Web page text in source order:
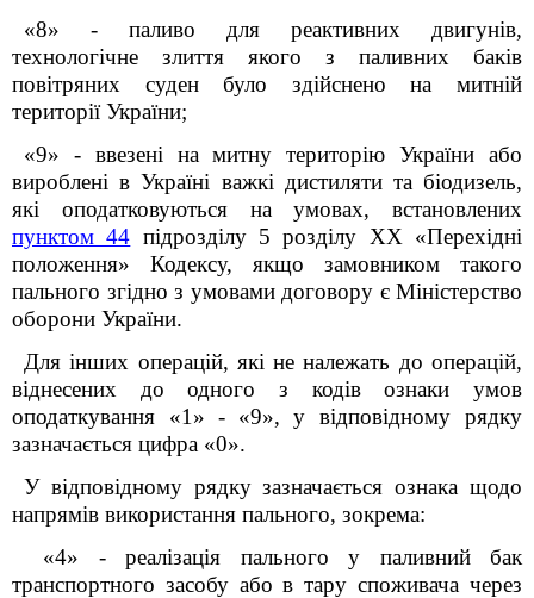
«8» - паливо для реактивних двигунів,
технологічне злиття якого з паливних баків
повітряних суден було здійснено на митній
території України;
«9» - ввезені на митну територію України або
вироблені в Україні важкі дистиляти та біодизель,
які оподатковуються на умовах, встановлених
пунктом 44 підрозділу 5 розділу XX «Перехідні
положення» Кодексу, якщо замовником такого
пального згідно з умовами договору є Міністерство
оборони України.
Для інших операцій, які не належать до операцій,
віднесених до одного з кодів ознаки умов
оподаткування «1» - «9», у відповідному рядку
зазначається цифра «0».
Увідповідному рядку зазначається ознака щодо
напрямів використання пального, зокрема:
«4» - реалізація пального у паливний бак
транспортного засобу або в тару споживача через